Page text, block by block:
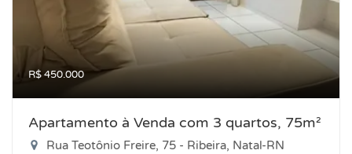
R$ 450.000
Apartamento à Venda com 3 quartos, 75m²
Rua Teotônio Freire, 75 - Ribeira, Natal-RN